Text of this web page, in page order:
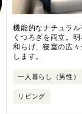
機能的なナチュラ
くつろぎを両立。
和らげ、寝室の広
します。
一人暮らし（男性）
リビング